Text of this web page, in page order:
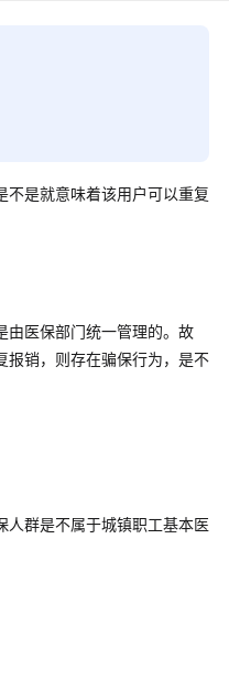
不是就意味着该用户可以重复
由医保部门统一管理的。故
报销，则存在骗保行为，是不
人群是不属于城镇职工基本医